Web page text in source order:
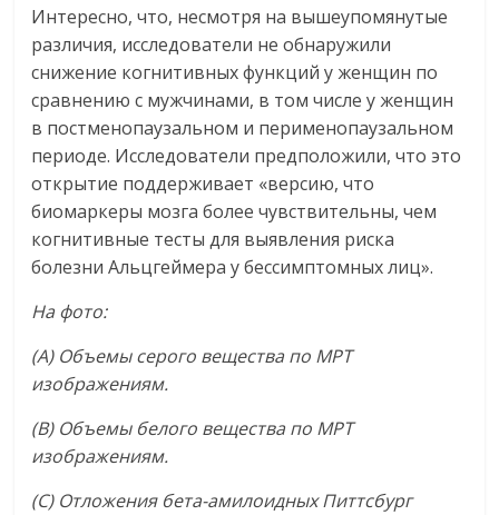
Интересно, что, несмотря на вышеупомянутые
различия, исследователи не обнаружили
снижение когнитивных функций у женщин по
сравнению с мужчинами, в том числе у женщин
в постменопаузальном и перименопаузальном
периоде. Исследователи предположили, что это
открытие поддерживает «версию, что
биомаркеры мозга более чувствительны, чем
когнитивные тесты для выявления риска
болезни Альцгеймера у бессимптомных лиц».
На фото:
(А) Объемы серого вещества по МРТ
изображениям.
(В) Объемы белого вещества по МРТ
изображениям.
(С) Отложения бета-амилоидных Питтсбург